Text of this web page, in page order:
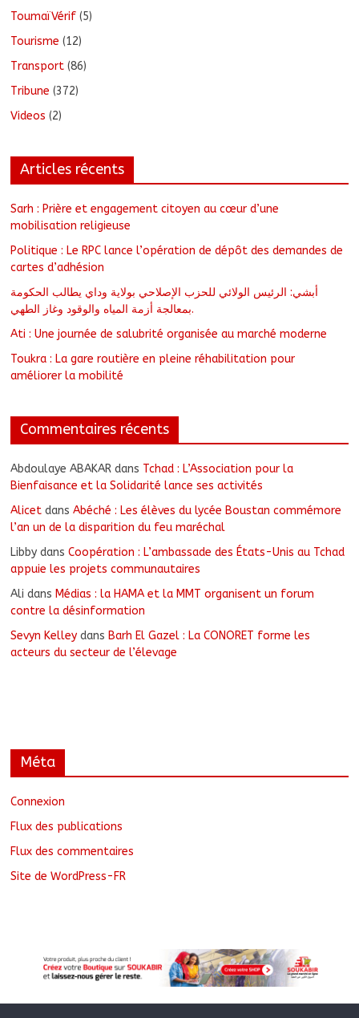
ToumaïVérif (5)
Tourisme (12)
Transport (86)
Tribune (372)
Videos (2)
Articles récents
Sarh : Prière et engagement citoyen au cœur d’une
mobilisation religieuse
Politique : Le RPC lance l’opération de dépôt des demandes de
cartes d’adhésion
أبشي: الرئيس الولائي للحزب الإصلاحي بولاية وداي يطالب الحكومة
بمعالجة أزمة المياه والوقود وغاز الطهي.
Ati : Une journée de salubrité organisée au marché moderne
Toukra : La gare routière en pleine réhabilitation pour
améliorer la mobilité
Commentaires récents
Abdoulaye ABAKAR dans Tchad : L’Association pour la
Bienfaisance et la Solidarité lance ses activités
Alicet dansAbéché : Les élèves du lycée Boustan commémore
l’an un de la disparition du feu maréchal
Libby dansCoopération : L’ambassade des États-Unis au Tchad
appuie les projets communautaires
Ali dans Médias : la HAMA et la MMT organisent un forum
contre la désinformation
Sevyn Kelley dans Barh El Gazel : La CONORET forme les
acteurs du secteur de l’élevage
Méta
Connexion
Flux des publications
Flux des commentaires
Site de WordPress-FR